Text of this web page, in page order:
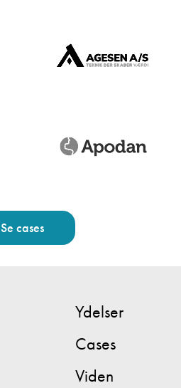
Se cases
Ydelser
Cases
Viden